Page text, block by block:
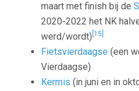
maart met finish bij de
2020-2022 het NK
werd/wordt) [15]
Fietsvierdaagse (een
Vierdaagse)
Kermis (in juni en in